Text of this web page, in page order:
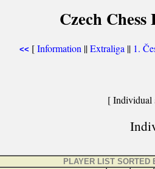
Czech
<< [Information ||Extraliga || 1.
[ Individual
PLAYER LIST SORTED